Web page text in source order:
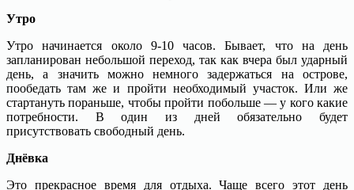
Утро
Утро начинается около 9-10 часов. Бывает, что на день
запланирован небольшой переход, так как вчера был ударный
день, а значить можно немного задержаться на острове,
пообедать там же и пройти необходимый участок. Или же
стартануть пораньше, чтобы пройти побольше — у кого какие
потребности. В один из дней обязательно будет
присутствовать свободный день.
Днёвка
Это прекрасное время для отдыха. Чаще всего этот день